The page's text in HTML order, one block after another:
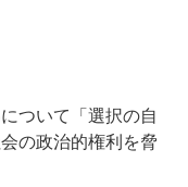
ついて「選択の自
の政治的権利を脅